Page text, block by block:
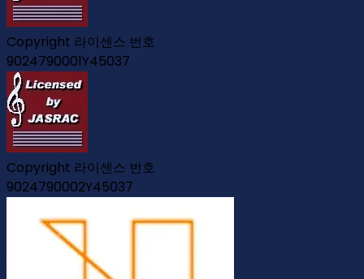
Copyright 라이센스 번호
9024790001Y45037
Copyright 라이센스 번호
9024790002Y45037